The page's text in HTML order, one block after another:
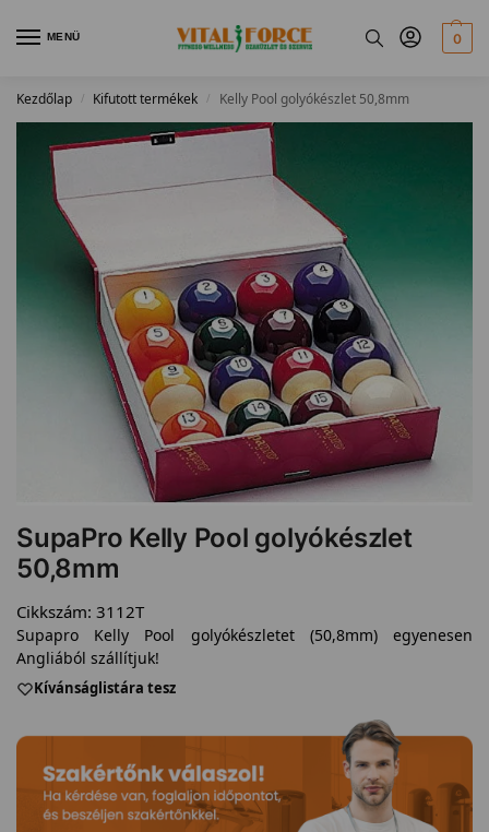
MENÜ 0
Kezdőlap / Kifutott termékek / Kelly Pool golyókészlet 50,8mm
SupaPro Kelly Pool golyókészlet
50,8mm
Cikkszám: 3112T
Supapro Kelly Pool golyókészletet (50,8mm) egyenesen
Angliából szállítjuk!
Kívánságlistára tesz